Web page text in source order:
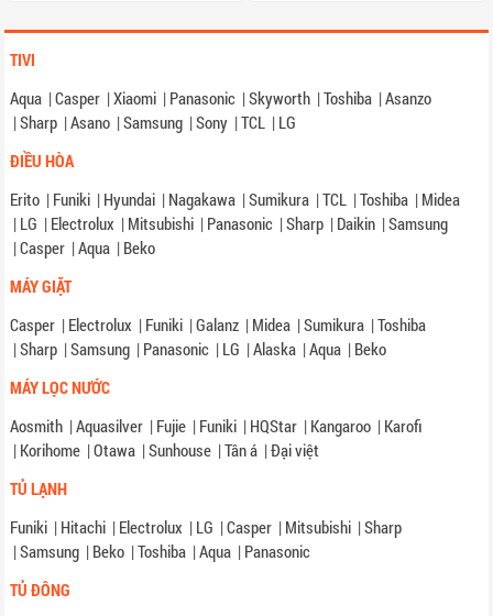
TIVI
Aqua |Casper |Xiaomi | Panasonic |Skyworth |Toshiba |Asanzo
|Sharp |Asano |Samsung |Sony |TCL | LG
ĐIỀU HÒA
Erito | Funiki | Hyundai | Nagakawa |Sumikura |TCL |Toshiba | Midea
| LG | Electrolux | Mitsubishi | Panasonic |Sharp | Daikin |Samsung
|Casper |Aqua | Beko
MÁY GIẶT
Casper | Electrolux | Funiki |Galanz | Midea |Sumikura |Toshiba
|Sharp |Samsung | Panasonic | LG |Alaska |Aqua | Beko
MÁY LỌC NƯỚC
Aosmith |Aquasilver | Fujie | Funiki | HQStar | Kangaroo | Karofi
| Korihome |Otawa |Sunhouse |Tân á |Đại việt
TỦ LẠNH
Funiki | Hitachi | Electrolux | LG |Casper | Mitsubishi |Sharp
|Samsung | Beko |Toshiba |Aqua | Panasonic
TỦ ĐÔNG